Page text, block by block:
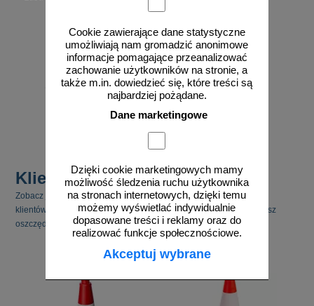
Cookie zawierające dane statystyczne
umożliwiają nam gromadzić anonimowe
informacje pomagające przeanalizować
zachowanie użytkowników na stronie, a
także m.in. dowiedzieć się, które treści są
najbardziej pożądane.
Dane marketingowe
Dzięki cookie marketingowych mamy
możliwość śledzenia ruchu użytkownika
na stronach internetowych, dzięki temu
możemy wyświetlać indywidualnie
dopasowane treści i reklamy oraz do
realizować funkcje społecznościowe.
Akceptuj wybrane
od 289,05 zł
235,00 zł netto
do koszyka
Klienci kupili również
Zobacz jakie inne produkty cieszyły się zainteresowaniem naszych
klientów. Pamiętaj, że kupując kilka produktów jednocześnie możesz
oszczędzić na kosztach transportu.